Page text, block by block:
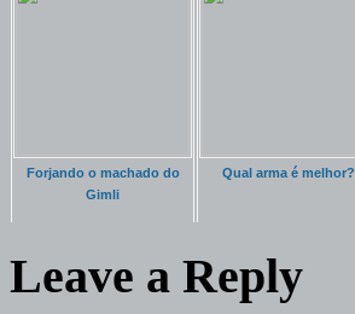
Forjando o machado do
Gimli
Qual arma é melhor?
Leave a Reply